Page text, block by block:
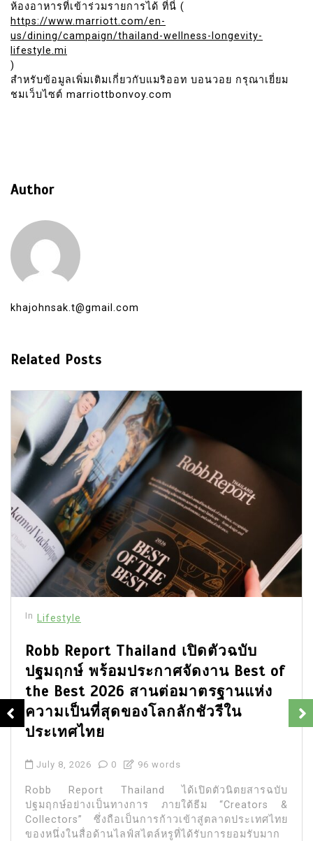
ห้องอาหารที่เข้าร่วมรายการได้ ที่นี่ (
https://www.marriott.com/en-
us/dining/campaign/thailand-wellness-longevity-
lifestyle.mi
)
สำหรับข้อมูลเพิ่มเติมเกี่ยวกับแมริออท บอนวอย กรุณาเยี่ยม
ชมเว็บไซต์ marriottbonvoy.com
Author
khajohnsak.t@gmail.com
Related Posts
In Lifestyle
Robb Report Thailand เปิดตัวฉบับ
ปฐมฤกษ์ พร้อมประกาศจัดงาน Best of
the Best 2026 สานต่อมาตรฐานแห่ง
ความเป็นที่สุดของโลกลักชัวรีใน
ประเทศไทย
July 8, 2026 0 96 words
Robb Report Thailand ได้เปิดตัวนิตยสารฉบับ
ปฐมฤกษ์อย่างเป็นทางการ ภายใต้ธีม “Creators &
Collectors” ซึ่งถือเป็นการก้าวเข้าสู่ตลาดประเทศไทย
ของหนึ่งในสื่อด้านไลฟ์สไตล์หรูที่ได้รับการยอมรับมาก